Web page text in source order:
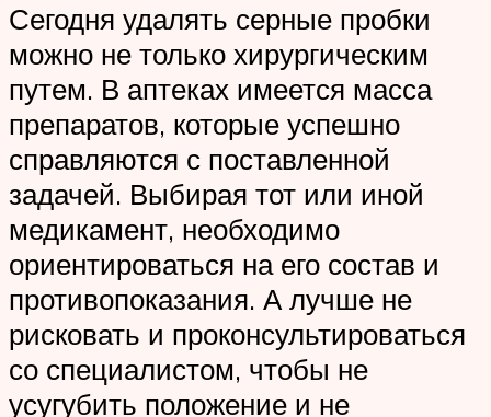
Сегодня удалять серные пробки
можно не только хирургическим
путем. В аптеках имеется масса
препаратов, которые успешно
справляются с поставленной
задачей. Выбирая тот или иной
медикамент, необходимо
ориентироваться на его состав и
противопоказания. А лучше не
рисковать и проконсультироваться
со специалистом, чтобы не
усугубить положение и не